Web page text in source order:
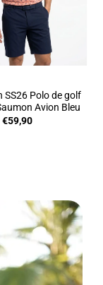
SS26 Polo de golf
Avion Bleu
€59,90